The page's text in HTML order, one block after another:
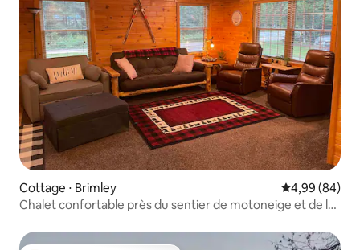
Cottage ⋅ Brimley Évaluation
4,99 (84)
Chalet confortable près du sentier de motoneige et de la